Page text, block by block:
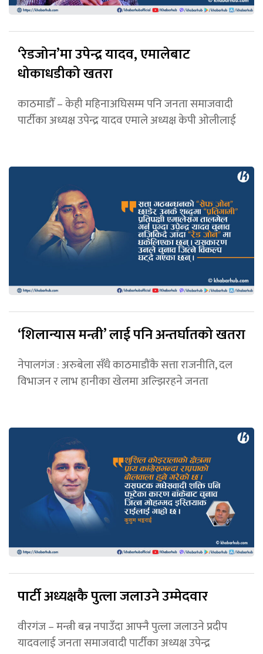
‘रेडजोन’मा उपेन्द्र यादव, एमालेबाट
धोकाधडीको खतरा
काठमाडौँ – केही महिनाअघिसम्म पनि जनता समाजवादी
पार्टीका अध्यक्ष उपेन्द्र यादव एमाले अध्यक्ष केपी ओलीलाई
‘शिलान्यास मन्त्री’ लाई पनि अन्तर्घातको खतरा
नेपालगंज : अरुबेला सँधै काठमाडौंकै सत्ता राजनीति, दल
विभाजन र लाभ हानीका खेलमा अल्झिरहने जनता
पार्टी अध्यक्षकै पुत्ला जलाउने उम्मेदवार
वीरगंज – मन्त्री बन्न नपाउँदा आफ्नै पुत्ला जलाउने प्रदीप
यादवलाई जनता समाजवादी पार्टीका अध्यक्ष उपेन्द्र